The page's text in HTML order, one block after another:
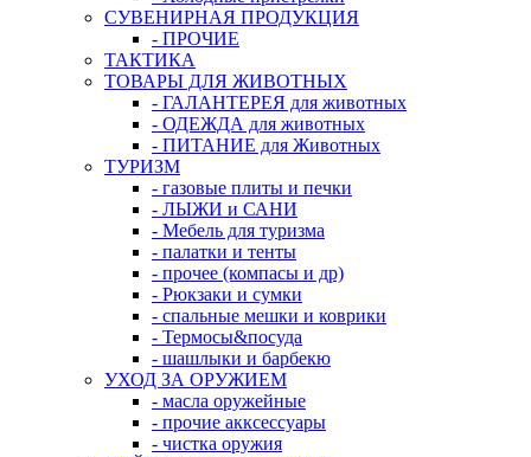
СУВЕНИРНАЯ ПРОДУКЦИЯ
- ПРОЧИЕ
ТАКТИКА
ТОВАРЫ ДЛЯ ЖИВОТНЫХ
- ГАЛАНТЕРЕЯ для животных
- ОДЕЖДА для животных
- ПИТАНИЕ для Животных
ТУРИЗМ
- газовые плиты и печки
- ЛЫЖИ и САНИ
- Мебель для туризма
- палатки и тенты
- прочее (компасы и др)
- Рюкзаки и сумки
- спальные мешки и коврики
- Термосы&посуда
- шашлыки и барбекю
УХОД ЗА ОРУЖИЕМ
- масла оружейные
- прочие акксессуары
- чистка оружия